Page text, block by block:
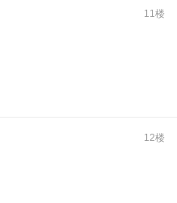
11楼
12楼